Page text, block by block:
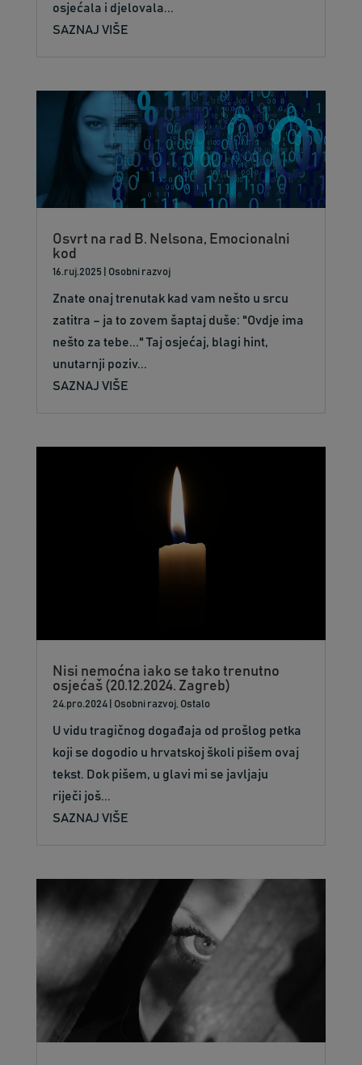
osjećala i djelovala...
SAZNAJ VIŠE
Osvrt na rad B. Nelsona, Emocionalni
kod
16.ruj.2025 Osobni razvoj
Znate onaj trenutak kad vam nešto u srcu
zatitra – ja to zovem šaptaj duše: "Ovdje ima
nešto za tebe..." Taj osjećaj, blagi hint,
unutarnji poziv...
SAZNAJ VIŠE
Nisi nemoćna iako se tako trenutno
osjećaš (20.12.2024. Zagreb)
24.pro.2024| Osobni razvoj, Ostalo
U vidu tragičnog događaja od prošlog petka
koji se dogodio u hrvatskoj školi pišem ovaj
tekst. Dok pišem, u glavi mi se javljaju
riječi još...
SAZNAJ VIŠE